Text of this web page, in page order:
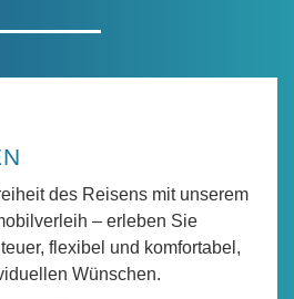
des Reisens mit unserem
– erleben Sie
flexibel und komfortabel,
Wünschen.